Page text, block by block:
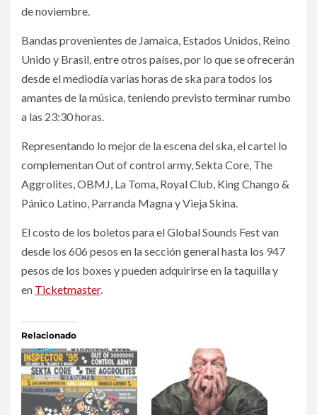
de noviembre.
Bandas provenientes de Jamaica, Estados Unidos, Reino
Unido y Brasil, entre otros países, por lo que se ofrecerán
desde el mediodía varias horas de ska para todos los
amantes de la música, teniendo previsto terminar rumbo
a las 23:30 horas.
Representando lo mejor de la escena del ska, el cartel lo
complementan Out of control army, Sekta Core, The
Aggrolites, OBMJ, La Toma, Royal Club, King Chango &
Pánico Latino, Parranda Magna y Vieja Skina.
El costo de los boletos para el Global Sounds Fest van
desde los 606 pesos en la sección general hasta los 947
pesos de los boxes y pueden adquirirse en la taquilla y
en Ticketmaster.
Relacionado